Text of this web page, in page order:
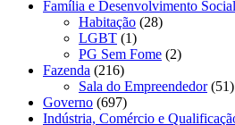
Família e Desenvolvimento Social
Habitação (28)
LGBT (1)
PG Sem Fome (2)
Fazenda (216)
Sala do Empreendedor(51)
Governo (697)
Indústria, Comércio e